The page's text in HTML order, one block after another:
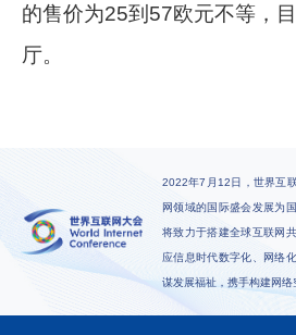
的售价为25到57欧元不等，
厅。
2022年7月12日，世界互
网领域的国际盛会发展为
将致力于搭建全球互联网
应信息时代数字化、网络
谋发展福祉，携手构建网络